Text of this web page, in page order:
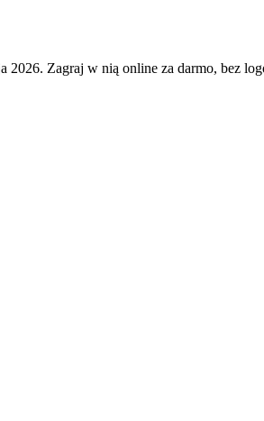
2026. Zagraj w nią online za darmo, bez